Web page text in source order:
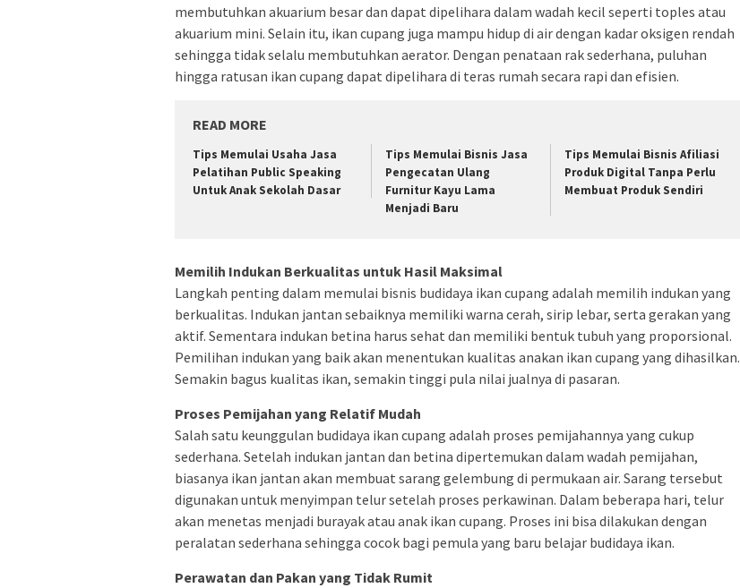
membutuhkan akuarium besar dan dapat dipelihara dalam wadah kecil seperti toples atau
akuarium mini. Selain itu, ikan cupang juga mampu hidup di air dengan kadar oksigen rendah
sehingga tidak selalu membutuhkan aerator. Dengan penataan rak sederhana, puluhan
hingga ratusan ikan cupang dapat dipelihara di teras rumah secara rapi dan efisien.
READ MORE
Tips Memulai Usaha Jasa
Pelatihan Public Speaking
Untuk Anak Sekolah Dasar
Tips Memulai Bisnis Jasa
Pengecatan Ulang
Furnitur Kayu Lama
Menjadi Baru
Tips Memulai Bisnis Afiliasi
Produk Digital Tanpa Perlu
Membuat Produk Sendiri
Memilih Indukan Berkualitas untuk Hasil Maksimal
Langkah penting dalam memulai bisnis budidaya ikan cupang adalah memilih indukan yang
berkualitas. Indukan jantan sebaiknya memiliki warna cerah, sirip lebar, serta gerakan yang
aktif. Sementara indukan betina harus sehat dan memiliki bentuk tubuh yang proporsional.
Pemilihan indukan yang baik akan menentukan kualitas anakan ikan cupang yang dihasilkan.
Semakin bagus kualitas ikan, semakin tinggi pula nilai jualnya di pasaran.
Proses Pemijahan yang Relatif Mudah
Salah satu keunggulan budidaya ikan cupang adalah proses pemijahannya yang cukup
sederhana. Setelah indukan jantan dan betina dipertemukan dalam wadah pemijahan,
biasanya ikan jantan akan membuat sarang gelembung di permukaan air. Sarang tersebut
digunakan untuk menyimpan telur setelah proses perkawinan. Dalam beberapa hari, telur
akan menetas menjadi burayak atau anak ikan cupang. Proses ini bisa dilakukan dengan
peralatan sederhana sehingga cocok bagi pemula yang baru belajar budidaya ikan.
Perawatan dan Pakan yang Tidak Rumit